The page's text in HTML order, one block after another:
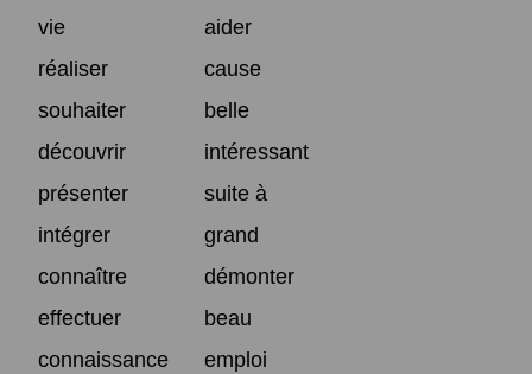
vie
aider
réaliser
cause
souhaiter
belle
découvrir
intéressant
présenter
suite à
intégrer
grand
connaître
démonter
effectuer
beau
connaissance
emploi